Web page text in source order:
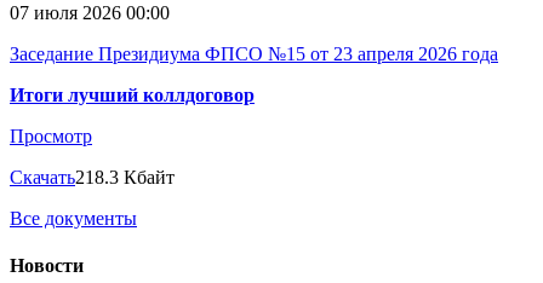
07 июля 2026 00:00
Заседание Президиума ФПСО №15 от 23 апреля 2026 года
Итоги лучший коллдоговор
Просмотр
Скачать218.3 Кбайт
Все документы
Новости